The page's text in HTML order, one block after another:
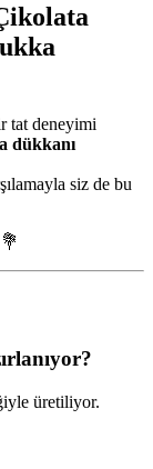
tat deneyimi
dükkanı
siz de bu
üretiliyor.